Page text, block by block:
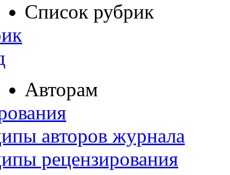
Список рубрик
Авторам
авторов журнала
рецензирования